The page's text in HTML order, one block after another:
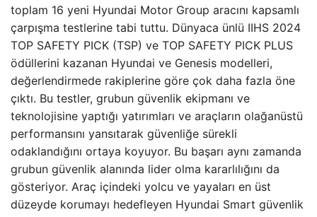
toplam 16 yeni Hyundai Motor Group aracını kapsamlı
çarpışma testlerine tabi tuttu. Dünyaca ünlü IIHS 2024
TOP SAFETY PICK (TSP) ve TOP SAFETY PICK PLUS
ödüllerini kazanan Hyundai ve Genesis modelleri,
değerlendirmede rakiplerine göre çok daha fazla öne
çıktı. Bu testler, grubun güvenlik ekipmanı ve
teknolojisine yaptığı yatırımları ve araçların olağanüstü
performansını yansıtarak güvenliğe sürekli
odaklandığını ortaya koyuyor. Bu başarı aynı zamanda
grubun güvenlik alanında lider olma kararlılığını da
gösteriyor. Araç içindeki yolcu ve yayaları en üst
düzeyde korumayı hedefleyen Hyundai Smart güvenlik